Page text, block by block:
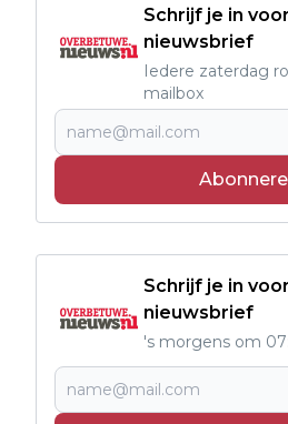
Schrijf je in
nieuwsbrief
Iedere zaterdag
mailbox
Schrijf je in
nieuwsbrief
's morgens om